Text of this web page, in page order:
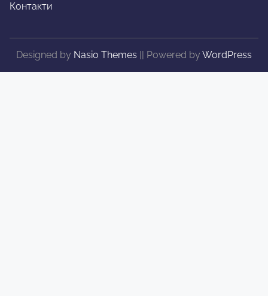
Контакти
Designed by Nasio Themes || Powered by WordPress